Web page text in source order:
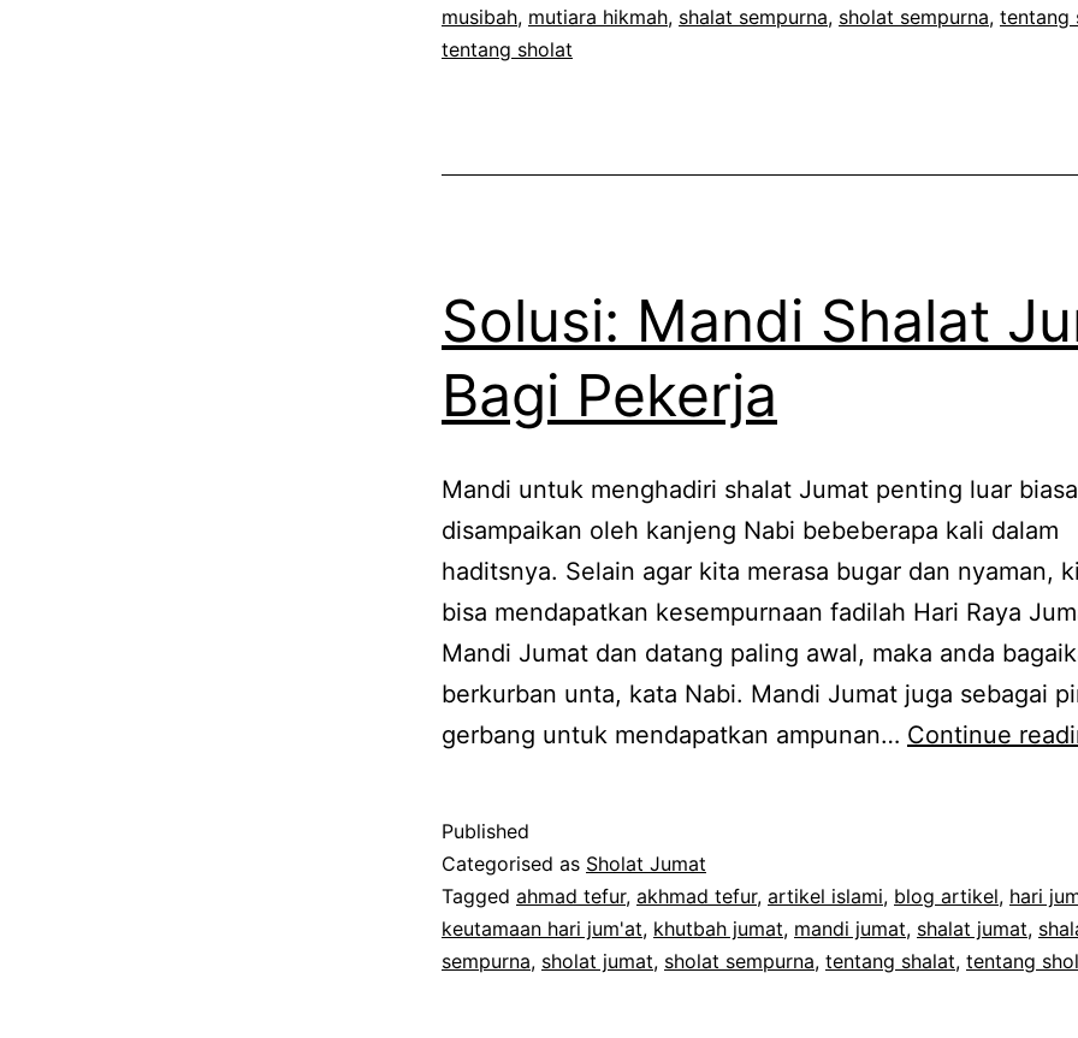
musibah, mutiara hikmah, shalat sempurna, sholat sempurna, tentang
tentang sholat
Solusi: Mandi Shalat
Bagi Pekerja
Mandi untuk menghadiri shalat Jumat penting luar
disampaikan oleh kanjeng Nabi bebeberapa kali dalam
haditsnya. Selain agar kita merasa bugar dan nyaman,
bisa mendapatkan kesempurnaan fadilah Hari Raya
Mandi Jumat dan datang paling awal, maka anda
berkurban unta, kata Nabi. Mandi Jumat juga sebagai
gerbang untuk mendapatkan ampunan… Continue
Published
Categorised as Sholat Jumat
Tagged ahmad tefur, akhmad tefur, artikel islami, blog artikel, hari
keutamaan hari jum'at, khutbah jumat, mandi jumat, shalat jumat,
sempurna, sholat jumat, sholat sempurna, tentang shalat, tentang